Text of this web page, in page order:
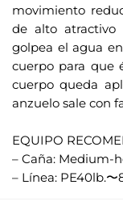
movimiento
de alto atractivo
golpea el agua
cuerpo para que
cuerpo queda
anzuelo sale con
EQUIPO
– Caña: Medium-
– Línea: PE40lb.〜